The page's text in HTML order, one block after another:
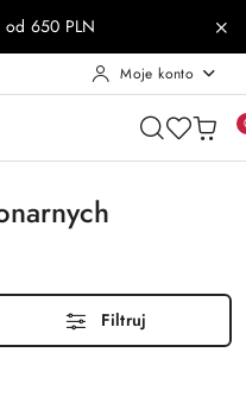
od 650 PLN
Moje konto
Filtruj